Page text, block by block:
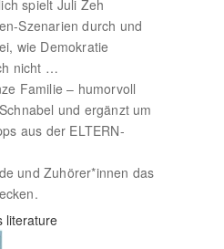
spielt Juli Zeh
Szenarien durch und
wie Demokratie
nicht …
Familie – humorvoll
und ergänzt um
aus der ELTERN-
und Zuhörer*innen das
literature